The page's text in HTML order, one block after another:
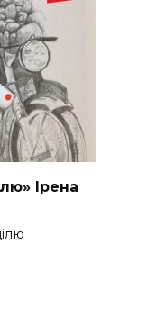
Ірена